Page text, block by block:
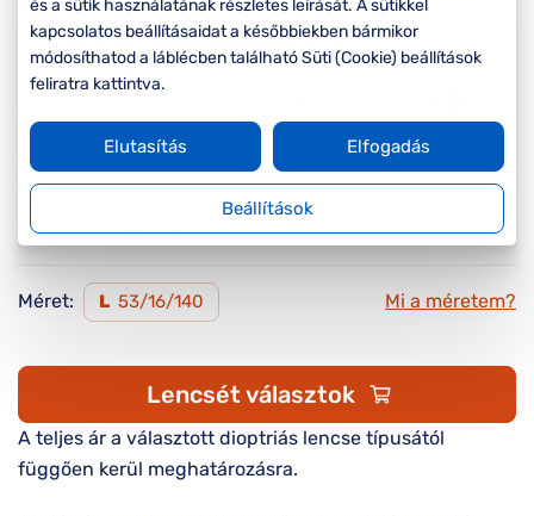
Akciós ár: 36.000 Ft
Készleten
Online megvásárolható
Méret: L 53/16/140 Mi a méretem?
Lencsét választok
A teljes ár a választott dioptriás lencse típusától
függően kerül meghatározásra.
és a sütik használatának részletes leírását. A sütikkel
kapcsolatos beállításaidat a későbbiekben bármikor
módosíthatod a láblécben található Süti (Cookie) beállítások
feliratra kattintva.
Beállítások
Elutasítás Elfogadás